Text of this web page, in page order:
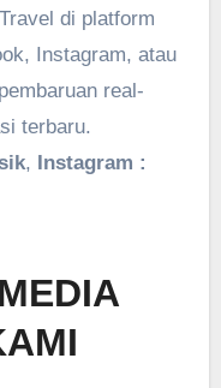
di platform
Instagram, atau
real-
terbaru.
,
Instagram :